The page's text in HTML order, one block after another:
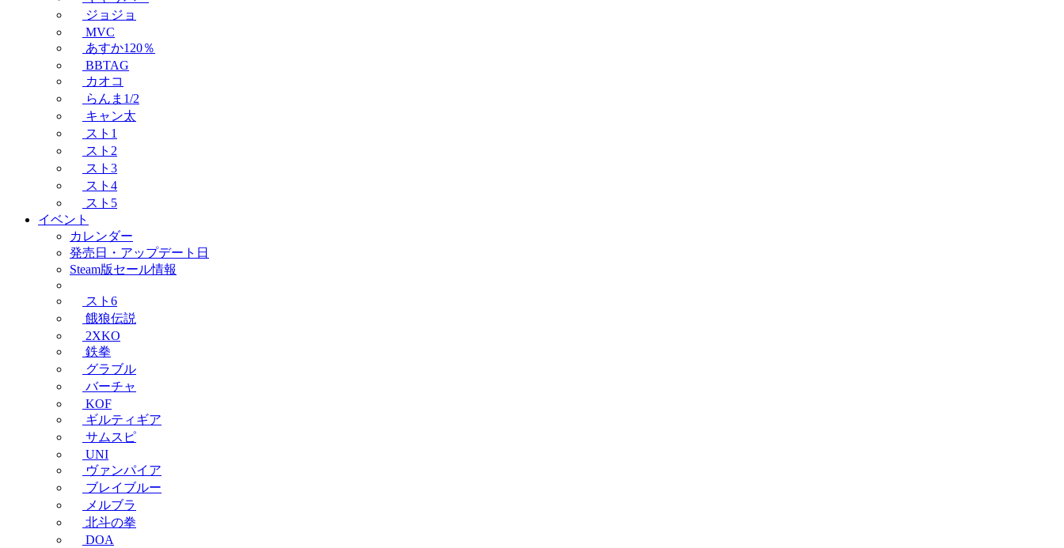
ジョジョ
MVC
あすか120％
BBTAG
カオコ
らんま1/2
キャン太
スト1
スト2
スト3
スト4
スト5
イベント
カレンダー
発売日・アップデート日
Steam版セール情報
スト6
餓狼伝説
2XKO
鉄拳
グラブル
バーチャ
KOF
ギルティギア
サムスピ
UNI
ヴァンパイア
ブレイブルー
メルブラ
北斗の拳
DOA